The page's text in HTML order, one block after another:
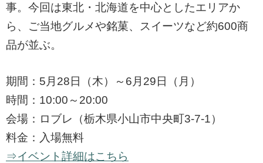
事。今回は東北・北海道を中心としたエリアか
ら、ご当地グルメや銘菓、スイーツなど約600商
品が並ぶ。
期間：5月28日（木）～6月29日（月）
時間：10:00～20:00
会場：ロブレ（栃木県小山市中央町3-7-1）
料金：入場無料
⇒イベント詳細はこちら